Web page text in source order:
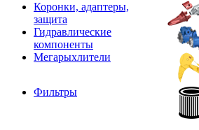
Коронки, адаптеры,
защита
Гидравлические
компоненты
Мегарыхлители
Фильтры